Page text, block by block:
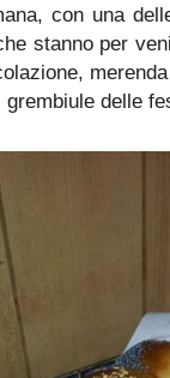
con una
stanno per
delle